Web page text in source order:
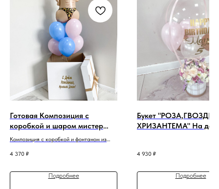
Готовая Композиция с
коробкой и шаром мистер
«Пи-пи».
Композиция с коробкой и фонтаном из
4 370 ₽
Подробнее
Букет
ХРИЗАНТЕМА" На
4 930 ₽
Подробнее